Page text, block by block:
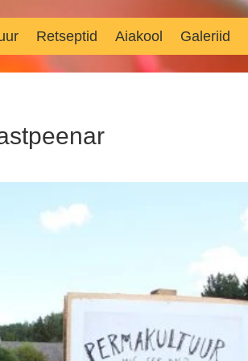
Retseptid Aiakool Galeriid